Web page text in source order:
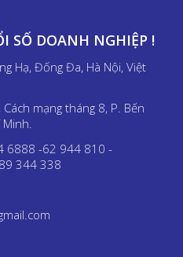
SỐ DOANH NGHIỆP !
Hạ, Đống Đa, Hà Nội, Việt
Cách mạng tháng 8, P. Bến
Minh.
6888 -62 944 810 -
344 338